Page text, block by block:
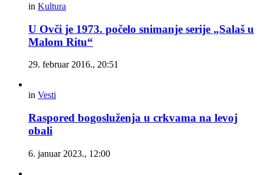
in Kultura
U Ovči je 1973. počelo snimanje serije „Salaš u
Malom Ritu“
29. februar 2016., 20:51
in Vesti
Raspored bogosluženja u crkvama na levoj
obali
6. januar 2023., 12:00